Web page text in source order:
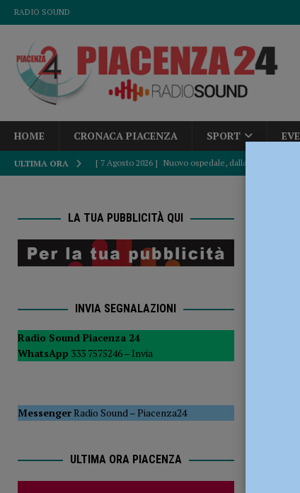
RADIO SOUND
HOME CRONACA PIACENZA SPORT
ULTIMA ORA [ 7 Agosto 2026 ] Nuovo ospedale, dalla Regione 7,4
[ 7 Agosto 2026 ] Anche una delegazione
[ 7 Agosto 2026 ] Costa Chiappona, il sindaco
[ 6 Agosto 2026 ] Bimbo di tre anni travolto da
[ 6 Agosto 2026 ] Piacenza calcio inserito nel Girone
[ 7 Agosto 2026 ] Ondata di caldo, in montagna
LA TUA PUBBLICITÀ QUI
INVIA SEGNALAZIONI
Radio Sound Piacenza 24
WhatsApp 333 7575246 – Invia
MessengerRadio Sound–Piacenza24
ULTIMA ORA PIACENZA